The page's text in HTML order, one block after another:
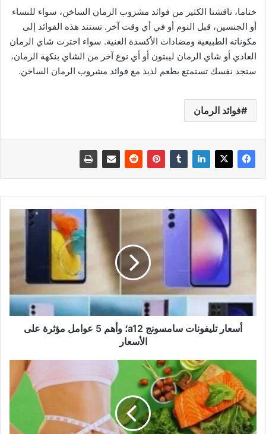
ختاما، ناقشنا الكثير من فوائد مشروب الرمان الساخن، سواء للنساء
أو الجنسين، قبل النوم أو في أي وقت آخر. تستند هذه الفوائد إلى
مكوناته الطبيعية ومضادات الأكسدة الغنية. سواء اخترت شاي الرمان
العادي أو شاي الرمان ليبتون أو أي نوع آخر من الشاي بنكهة الرمان،
ستجد نفسك تستمتع بطعم لذيذ مع فوائد مشروب الرمان الساخن.
فوائد الرمان
سامسونج
مؤثرة
على
الأسعار
أسعار تليفونات سامسونج a12؛ وأهم 5 عوامل مؤثرة على
الأسعار
الوزن
بدون
رجيم
في
ثلاث